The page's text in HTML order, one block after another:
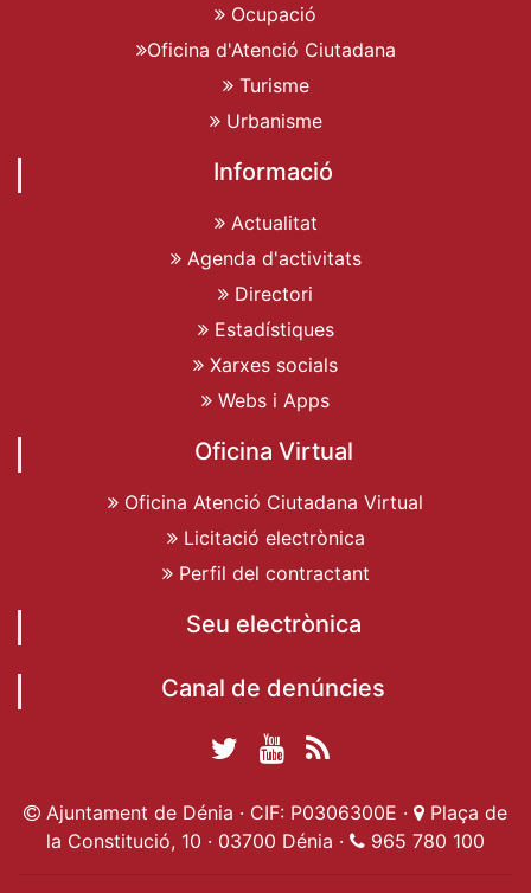
Ocupació
Oficina d'Atenció Ciutadana
Turisme
Urbanisme
Informació
Actualitat
Agenda d'activitats
Directori
Estadístiques
Xarxes socials
Webs i Apps
Oficina Virtual
Oficina Atenció Ciutadana Virtual
Licitació electrònica
Perfil del contractant
Seu electrònica
Canal de denúncies
de Dénia
Twitter Ajuntament
de Dénia
Ajuntament de
Dénia
Actualitat
Ajuntament
Ajuntament de Dénia · CIF: P0306300E ·
Plaça de
la Constitució, 10 · 03700 Dénia ·
965 780 100